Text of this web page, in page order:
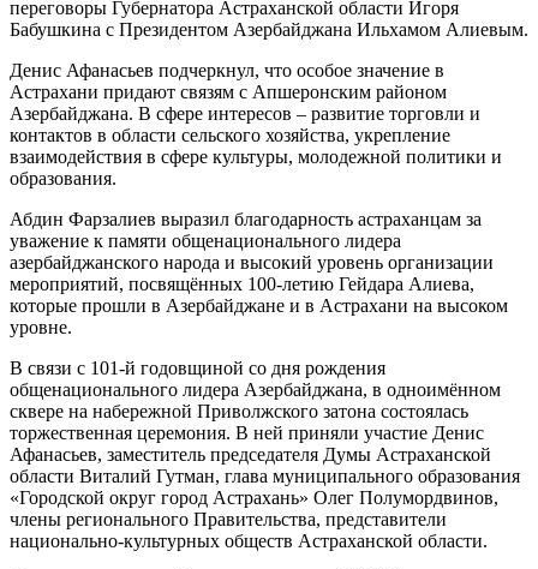
переговоры Губернатора Астраханской области Игоря
Бабушкина с Президентом Азербайджана Ильхамом Алиевым.
Денис Афанасьев подчеркнул, что особое значение в
Астрахани придают связям с Апшеронским районом
Азербайджана. В сфере интересов – развитие торговли и
контактов в области сельского хозяйства, укрепление
взаимодействия в сфере культуры, молодежной политики и
образования.
Абдин Фарзалиев выразил благодарность астраханцам за
уважение к памяти общенационального лидера
азербайджанского народа и высокий уровень организации
мероприятий, посвящённых 100-летию Гейдара Алиева,
которые прошли в Азербайджане и в Астрахани на высоком
уровне.
В связи с 101-й годовщиной со дня рождения
общенационального лидера Азербайджана, в одноимённом
сквере на набережной Приволжского затона состоялась
торжественная церемония. В ней приняли участие Денис
Афанасьев, заместитель председателя Думы Астраханской
области Виталий Гутман, глава муниципального образования
«Городской округ город Астрахань» Олег Полумордвинов,
члены регионального Правительства, представители
национально-культурных обществ Астраханской области.